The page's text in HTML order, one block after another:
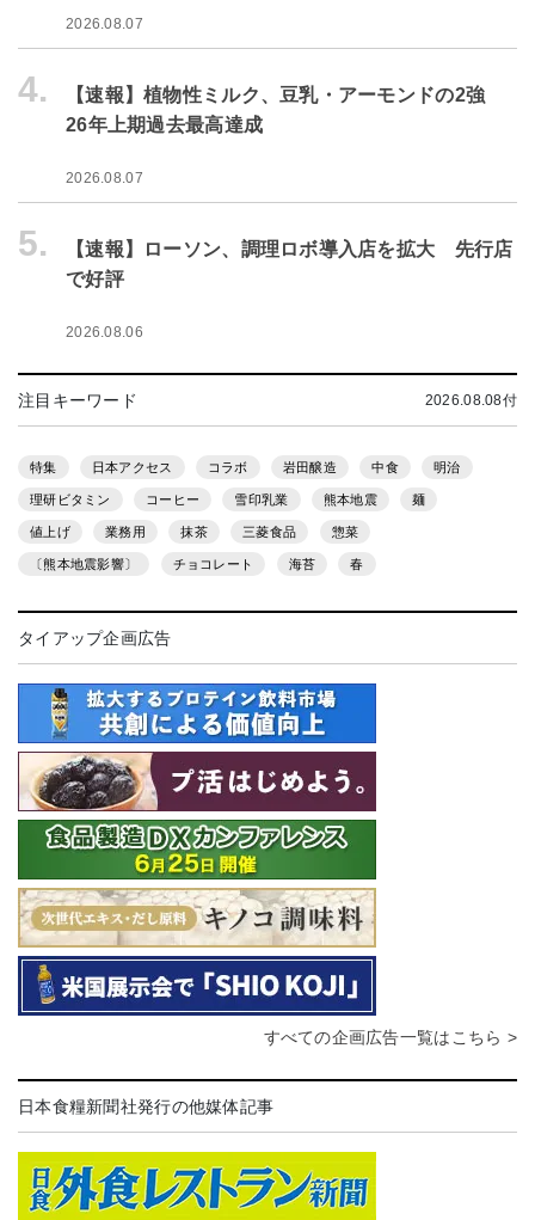
2026.08.07
4.
【速報】植物性ミルク、豆乳・アーモンドの2強
26年上期過去最高達成
2026.08.07
5.
【速報】ローソン、調理ロボ導入店を拡大 先行店
で好評
2026.08.06
注目キーワード 2026.08.08付
特集 日本アクセス コラボ 岩田醸造 中食 明治
理研ビタミン コーヒー 雪印乳業 熊本地震 麺
値上げ 業務用 抹茶 三菱食品 惣菜
〔熊本地震影響〕 チョコレート 海苔 春
タイアップ企画広告
すべての企画広告一覧はこちら >
日本食糧新聞社発行の他媒体記事